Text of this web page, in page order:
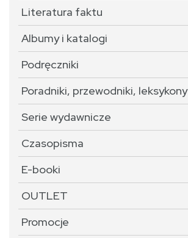
Literatura faktu
Albumy i katalogi
Podręczniki
Poradniki, przewodniki, leksykony
Serie wydawnicze
Czasopisma
E-booki
OUTLET
Promocje